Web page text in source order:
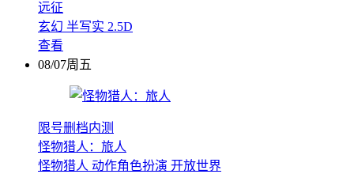
远征
玄幻 半写实 2.5D
查看
08/07周五
限号删档内测
怪物猎人：旅人
怪物猎人 动作角色扮演 开放世界